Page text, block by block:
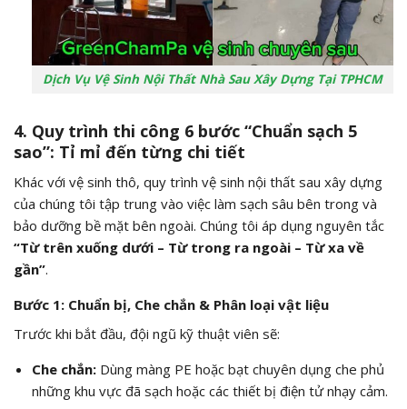
Dịch Vụ Vệ Sinh Nội Thất Nhà Sau Xây Dựng Tại TPHCM
4. Quy trình thi công 6 bước “Chuẩn sạch 5
sao”: Tỉ mỉ đến từng chi tiết
Khác với vệ sinh thô, quy trình vệ sinh nội thất sau xây dựng
của chúng tôi tập trung vào việc làm sạch sâu bên trong và
bảo dưỡng bề mặt bên ngoài. Chúng tôi áp dụng nguyên tắc
“Từ trên xuống dưới – Từ trong ra ngoài – Từ xa về
gần”.
Bước 1: Chuẩn bị, Che chắn & Phân loại vật liệu
Trước khi bắt đầu, đội ngũ kỹ thuật viên sẽ:
Che chắn:Dùng màng PE hoặc bạt chuyên dụng che phủ
những khu vực đã sạch hoặc các thiết bị điện tử nhạy cảm.